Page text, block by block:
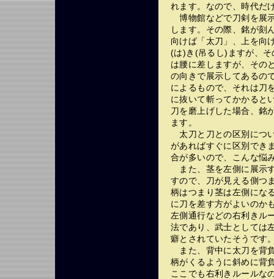
れます。なので、時代だ
博物館などで刀剣を展
します。その際、銘が刻
向けば「太刀」、上を向
(は)き(吊るし)ますが、
は腰に差しますが、その
の向きで展示してあるの
によるもので、それは刀
に抜いて斬ってかかると
刀を磨上げした場合、銘
ます。
太刀と刀との区別につ
があればすぐに区別でき
合が多いので、こんな悩
また、茎を左側に展示
すので、刀が見える側つ
柄はつまり茎は左側にな
に刀を差す方がよいのか
左側通行などの右利きル
法であり、武士としては
癖とされていたそうです
また、背中に太刀を背
柄がくるように斜めに背
ここでも右利きルールな